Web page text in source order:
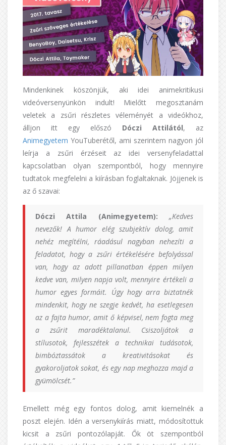
Mindenkinek köszönjük, aki idei animekritikusi
videóversenyünkön indult! Mielőtt megosztanám
veletek a zsűri részletes véleményét a videókhoz,
álljon itt egy előszó Dóczi Attilától, az
Animegyetem YouTuberétől, ami szerintem nagyon jól
leírja a zsűri érzéseit az idei versenyfeladattal
kapcsolatban olyan szempontból, hogy mennyire
tudtatok megfelelni a kiírásban foglaltaknak. Jöjjenek is
az ő szavai:
Dóczi Attila (Animegyetem): „Kedves
nevezők! A humor elég szubjektív dolog, amit
nehéz megítélni, ráadásul nagyban nehezíti a
feladatot, hogy a zsűri értékelésére befolyással
van, hogy az adott pillanatban éppen milyen
kedve van, milyen napja volt, mennyire értékeli a
humor egyes formáit. Úgy hogy arra biztatnék
mindenkit, hogy ne szegje kedvét, ha esetlegesen
az a fajta humor, amit ő képvisel, nem fogta meg
a zsűrit maradéktalanul. Csiszoljátok a
stílusotok, fejlesszétek a technikai tudásotok,
bimbóztassátok a kreativitásokat és
gyakoroljatok sokat, és egy nap meghozza majd a
gyümölcsét.”
Emellett még egy fontos dolog, amit kiemelnék a
poszt elején. Idén a versenykiírás miatt, módosítottuk
kicsit a zsűri pontozólapját. Ők öt szempontból